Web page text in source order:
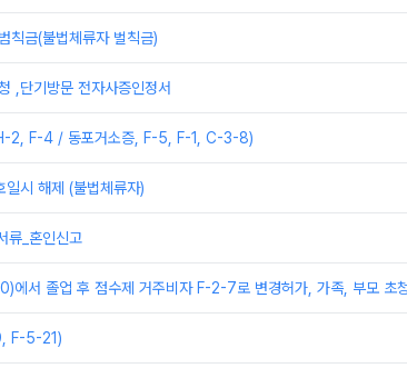
칙금(불법체류자 벌칙금)
,단기방문 전자사증인정서
2, F-4 / 동포거소증, F-5, F-1, C-3-8)
시 해제 (불법체류자)
류_혼인신고
에서 졸업 후 점수제 거주비자 F-2-7로 변경허가, 가족, 부모 초
F-5-21)